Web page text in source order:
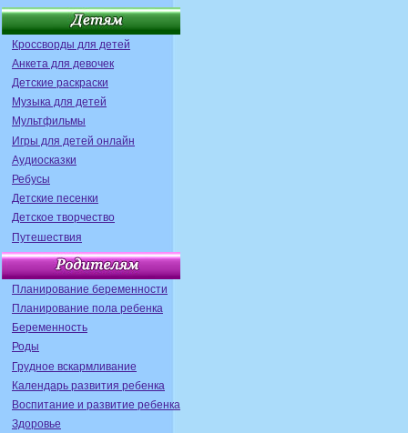
Кроссворды для детей
Анкета для девочек
Детские раскраски
Музыка для детей
Мультфильмы
Игры для детей онлайн
Аудиосказки
Ребусы
Детские песенки
Детское творчество
Путешествия
Планирование беременности
Планирование пола ребенка
Беременность
Роды
Грудное вскармливание
Календарь развития ребенка
Воспитание и развитие ребенка
Здоровье